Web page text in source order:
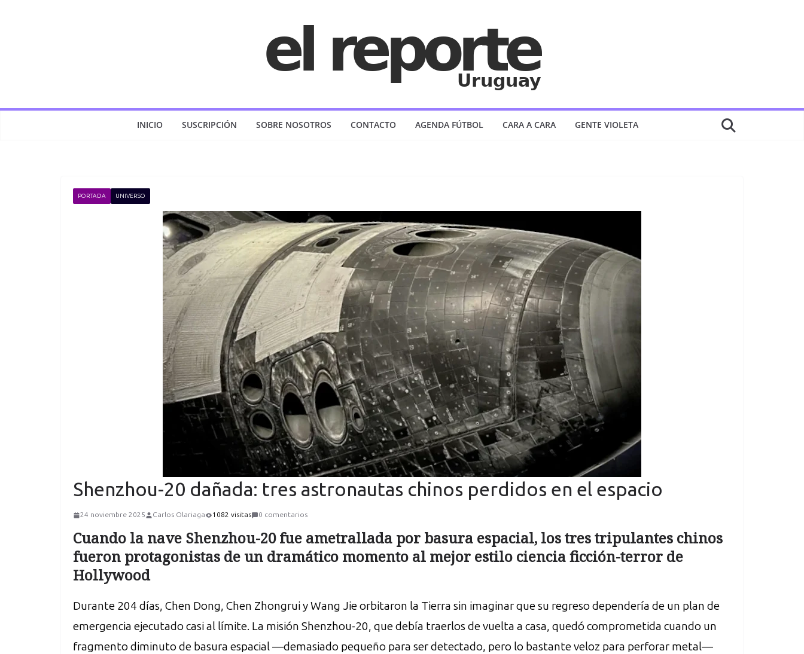
INICIO SUSCRIPCIÓN SOBRE NOSOTROS CONTACTO AGENDA FÚTBOL CARA A CARA GENTE VIOLETA
PORTADA UNIVERSO
Shenzhou-20 dañada: tres astronautas chinos perdidos en el espacio
24 noviembre 2025 Carlos Olariaga 1082 visitas 0 comentarios
Cuando la nave Shenzhou-20 fue ametrallada por basura espacial, los tres tripulantes chinos
fueron protagonistas de un dramático momento al mejor estilo ciencia ficción-terror de
Hollywood
Durante 204 días, Chen Dong, Chen Zhongrui y Wang Jie orbitaron la Tierra sin imaginar que su regreso dependería de un plan de
emergencia ejecutado casi al límite. La misión Shenzhou-20, que debía traerlos de vuelta a casa, quedó comprometida cuando un
fragmento diminuto de basura espacial —demasiado pequeño para ser detectado, pero lo bastante veloz para perforar metal—